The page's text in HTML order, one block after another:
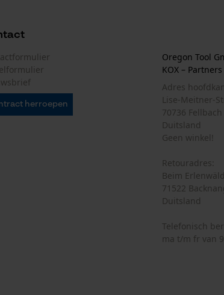
herroepen
Oregon Tool
KOX –
Adres
Lise-Meitner-
70736 Fellbach
Duitsland
Geen winkel!
Retouradres:
Beim
71522
Duitsland
Telefonisch
ma t/m fr van
Econda Analytics
Mouseflow Web Analytics Tool
Fact-Finder Tracking
Prestatie en functionele
Loop54 Personalization